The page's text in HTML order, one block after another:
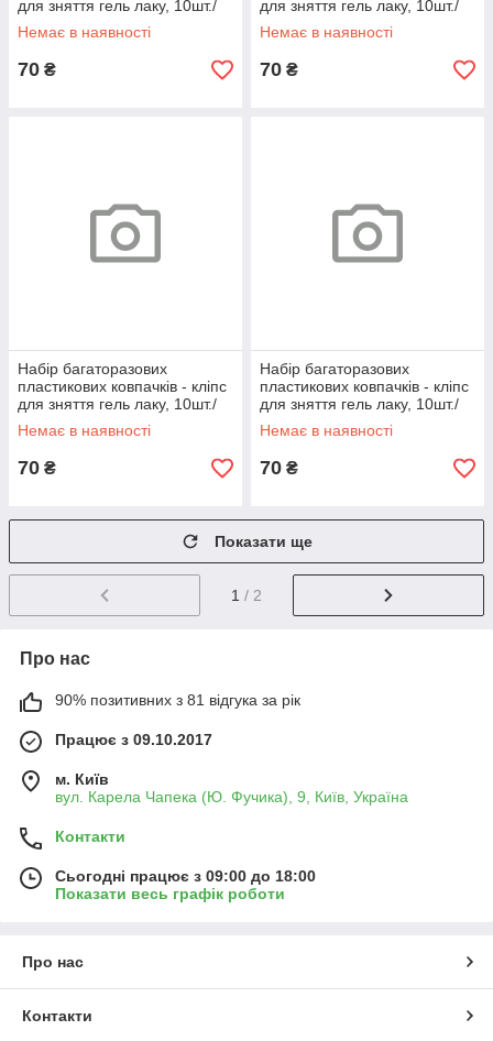
для зняття гель лаку, 10шт./
уп. Яскраво-рожевий
Немає в наявності
70 ₴
для зняття гель лаку, 10шт./
уп.
Немає в наявності
70 ₴
Набір багаторазових
пластикових ковпачків - кліпс
для зняття гель лаку, 10шт./
уп. Чорний
Немає в наявності
70 ₴
Набір багаторазових
пластикових ковпачків - кліпс
для зняття гель лаку, 10шт./
уп. Салатовий
Немає в наявності
70 ₴
Показати ще
1 / 2
Про нас
90% позитивних з 81 відгука за рік
Працює з 09.10.2017
м. Київ
вул. Карела Чапека (Ю. Фучика), 9, Київ, Україна
Контакти
Сьогодні працює з 09:00 до 18:00
Показати весь графік роботи
Про нас
Контакти